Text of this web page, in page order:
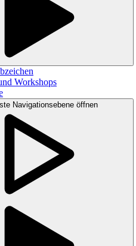
Workshops
Navigationsebene öffnen